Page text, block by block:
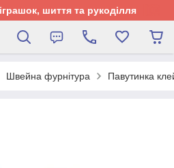
шиття та рукоділля
Швейна фурнітура Павутинка